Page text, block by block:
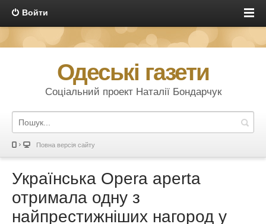
Войти
Одеські газети
Соціальний проект Наталії Бондарчук
Повна версія сайту
Українська Opera aperta
отримала одну з
найпрестижніших нагород у